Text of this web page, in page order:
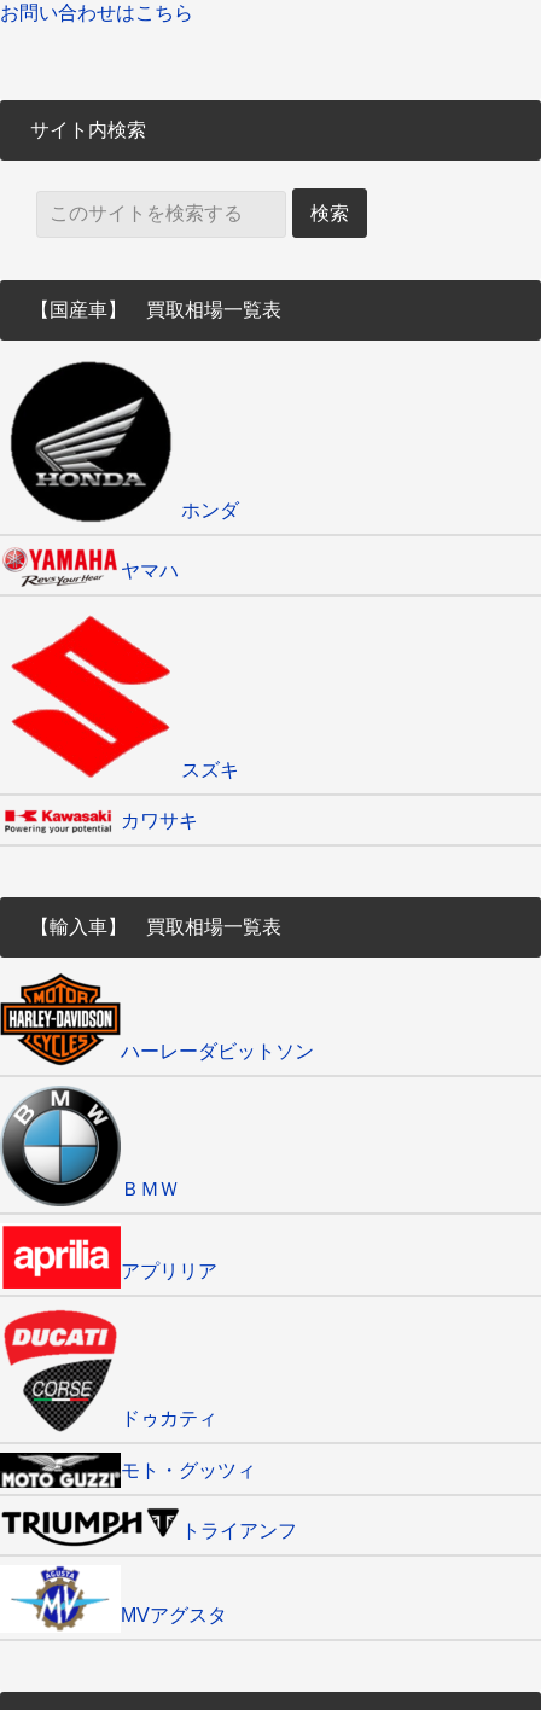
お問い合わせはこちら
サイト内検索
【国産車】 買取相場一覧表
ホンダ
ヤマハ
スズキ
カワサキ
【輸入車】 買取相場一覧表
ハーレーダビットソン
ＢＭＷ
アプリリア
ドゥカティ
モト・グッツィ
トライアンフ
MVアグスタ